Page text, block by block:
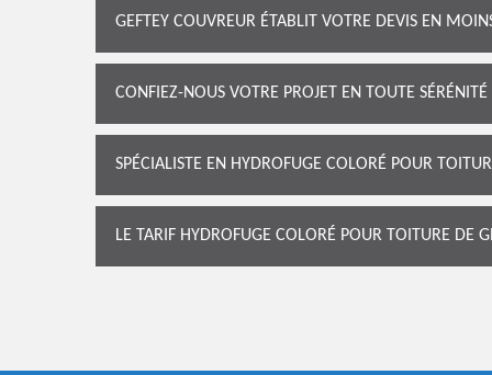
GEFTEY COUVREUR ÉTABLIT VOTRE DEVIS EN
CONFIEZ-NOUS VOTRE PROJET EN TOUTE SÉRÉNITÉ
SPÉCIALISTE EN HYDROFUGE COLORÉ POUR
LE TARIF HYDROFUGE COLORÉ POUR TOITURE DE